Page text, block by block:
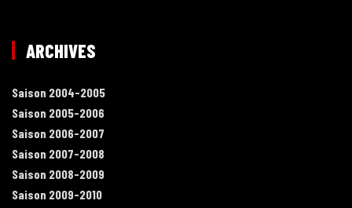
ARCHIVES
Saison 2004-2005
Saison 2005-2006
Saison 2006-2007
Saison 2007-2008
Saison 2008-2009
Saison 2009-2010